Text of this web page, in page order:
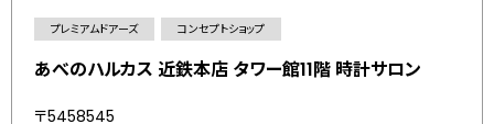
プレミアムドアーズ コンセプトショップ
あべのハルカス 近鉄本店 タワー館11階 時計サロン
〒5458545